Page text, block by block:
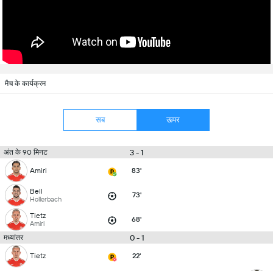
मैच के कार्यक्रम
सब ऊपर
अंत के 90 मिनट 3 - 1
Amiri 83'
Bell
Hollerbach 73'
Tietz
Amiri 68'
मध्यांतर 0 - 1
Tietz 22'